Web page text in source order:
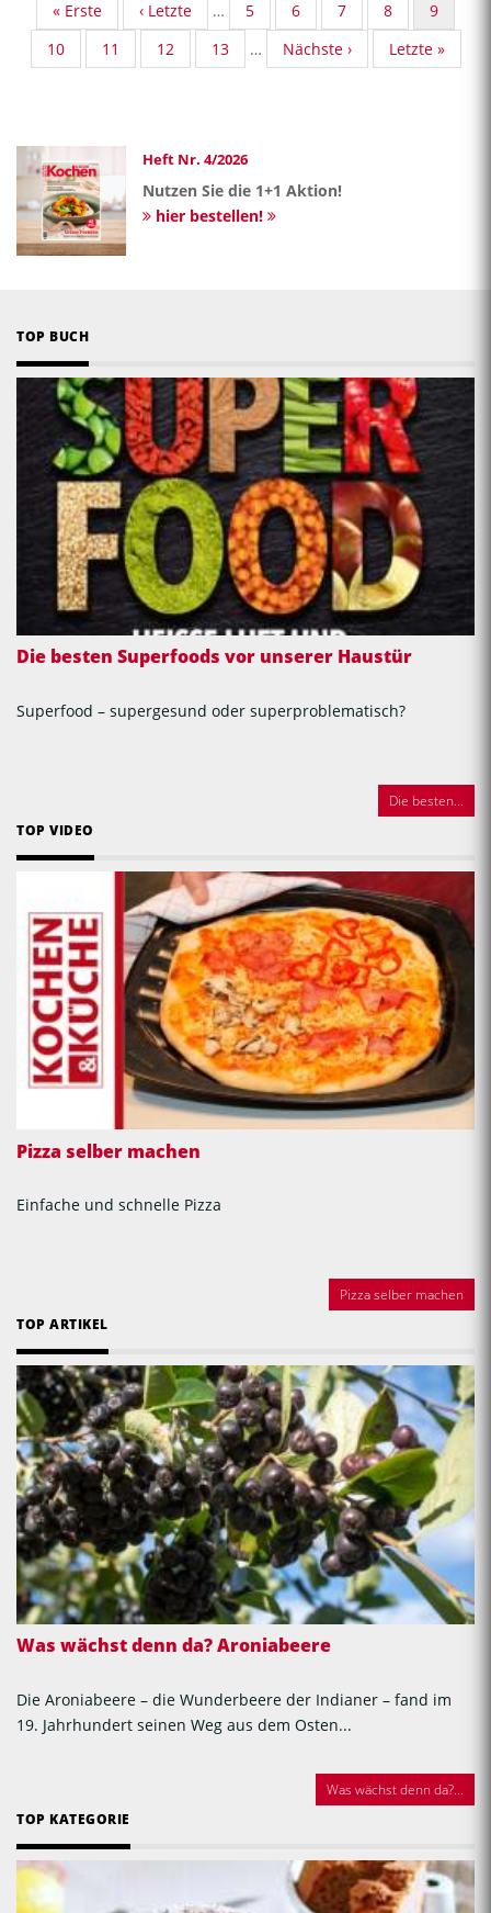
First
page
« Erste
Vorherige
Seite
‹ Letzte …
Standard
Taxonomy
Seite
5
Standard
Taxonomy
Seite
6
Standard
Taxonomy
Seite
7
Standard
Taxonomy
Seite
8
Aktuelle
Seite
9
Standard
Taxonomy
10
Standard
Taxonomy
11
Standard
Taxonomy
12
Standard
Taxonomy
13 …
Nächste
Seite
Nächste ›
Last
page
Letzte »
Heft Nr. 4/2026
Nutzen Sie die 1+1 Aktion!
hier bestellen!
TOP BUCH
Die besten Superfoods vor unserer Haustür
Superfood – supergesund oder superproblematisch?
Die besten...
TOP VIDEO
Pizza selber machen
Einfache und schnelle Pizza
Pizza selber machen
TOP ARTIKEL
Was wächst denn da? Aroniabeere
Die Aroniabeere – die Wunderbeere der Indianer – fand im
19. Jahrhundert seinen Weg aus dem Osten...
Was wächst denn da?...
TOP KATEGORIE